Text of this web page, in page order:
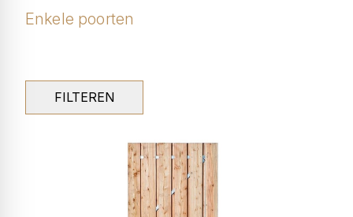
Enkele poorten
FILTEREN